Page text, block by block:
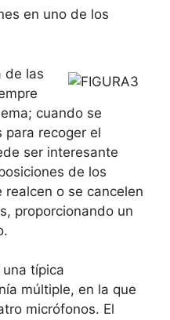
en uno de los
de las
cuando se
para recoger el
ser interesante
de los
o se cancelen
proporcionando un
típica
múltiple, en la que
micrófonos. El